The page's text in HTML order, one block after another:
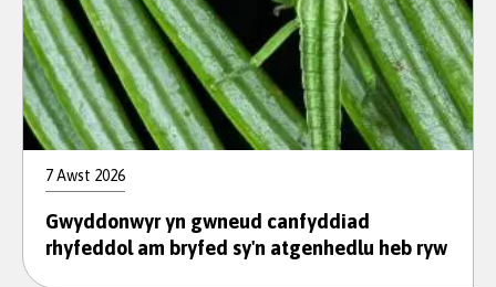
7 Awst 2026
Gwyddonwyr yn gwneud canfyddiad
rhyfeddol am bryfed sy'n atgenhedlu heb ryw